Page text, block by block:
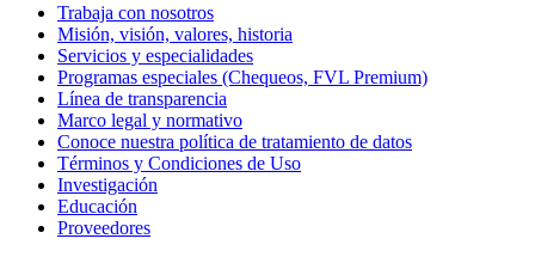
Trabaja con nosotros
Misión, visión, valores, historia
Servicios y especialidades
Programas especiales (Chequeos, FVL Premium)
Línea de transparencia
Marco legal y normativo
Conoce nuestra política de tratamiento de datos
Términos y Condiciones de Uso
Investigación
Educación
Proveedores